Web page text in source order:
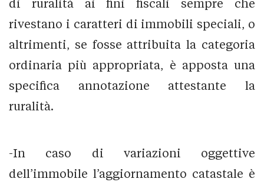
di ruralità ai fini fiscali sempre che
rivestano i caratteri di immobili speciali, o
altrimenti, se fosse attribuita la categoria
ordinaria più appropriata, è apposta una
specifica annotazione attestante la
ruralità.
-In caso di variazioni oggettive
dell’immobile l’aggiornamento catastale è